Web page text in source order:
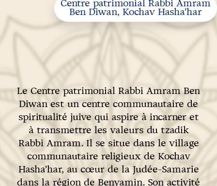
Centre patrimonial Rabbi Amram
Ben Diwan, Kochav Hasha’har
Le Centre patrimonial Rabbi Amram Ben
Diwan est un centre communautaire de
spiritualité juive qui aspire à incarner et
à transmettre les valeurs du tzadik
Rabbi Amram. Il se situe dans le village
communautaire religieux de Kochav
Hasha’har, au cœur de la Judée-Samarie
dans la région de Benyamin. Son activité